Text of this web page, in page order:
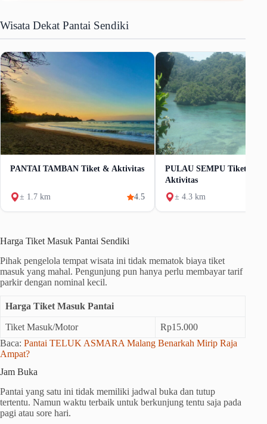
Wisata Dekat Pantai Sendiki
PANTAI TAMBAN Tiket & Aktivitas
± 1.7 km 4.5
PULAU SEMPU Tiket &
Aktivitas
± 4.3 km
Harga Tiket Masuk Pantai Sendiki
Pihak pengelola tempat wisata ini tidak mematok biaya tiket
masuk yang mahal. Pengunjung pun hanya perlu membayar tarif
parkir dengan nominal kecil.
Harga Tiket Masuk Pantai
Tiket Masuk/Motor
Rp15.000
Baca: Pantai TELUK ASMARA Malang Benarkah Mirip Raja
Ampat?
Jam Buka
Pantai yang satu ini tidak memiliki jadwal buka dan tutup
tertentu. Namun waktu terbaik untuk berkunjung tentu saja pada
pagi atau sore hari.